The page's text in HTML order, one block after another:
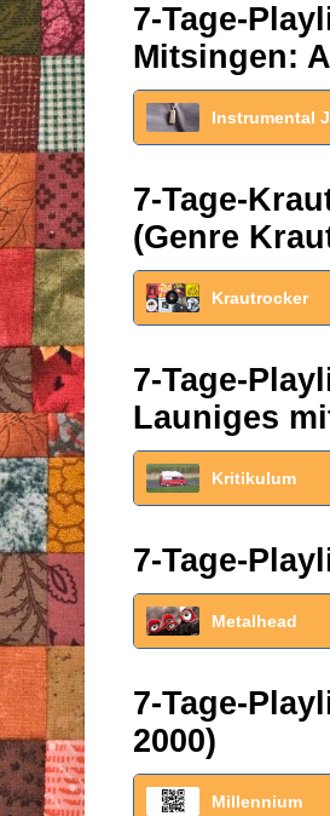
7-Tage-
Mitsingen:
Instrumental
7-Tage-
(Genre
Krautrocker
7-Tage-
Launiges
Kritikulum
7-Tage-
Metalhead
7-Tage-
2000)
Millennium